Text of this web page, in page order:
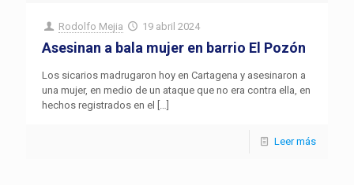
Rodolfo Mejia 19 abril 2024
Asesinan a bala mujer en barrio El Pozón
Los sicarios madrugaron hoy en Cartagena y asesinaron a
una mujer, en medio de un ataque que no era contra ella, en
hechos registrados en el
Leer más